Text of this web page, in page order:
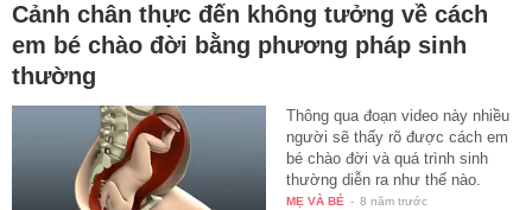
Cảnh chân thực đến không tưởng về cách
em bé chào đời bằng phương pháp sinh
thường
Thông qua đoạn video này nhiều
người sẽ thấy rõ được cách em
bé chào đời và quá trình sinh
thường diễn ra như thế nào.
MẸ VÀ BÉ - 8 năm trước